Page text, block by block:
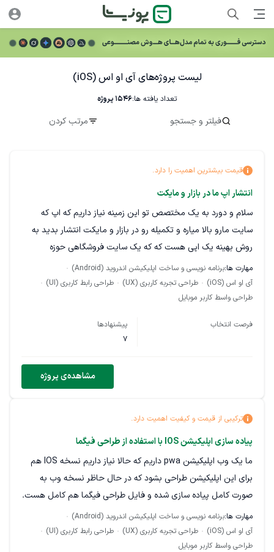
لیست پروژه‌های آی او اس (iOS)
تعداد یافته ها:1546پروژه
فیلتر و جستجو مرتب کردن
قیمت بیشترین اهمیت را دارد.
انتشار اپ ما در بازار و مایکت
سلام و دورد به یک مختصص تو این زمینه نیاز داریم که اپ که
سایت مارو بالا میاره و تکمیله رو در بازار و مایکت انتشار بدید به
روش بهینه یک اپی هست که که یک سایت فروشگاهی حوزه
الکترونیک رو بالا میاره
مهارت ها:برنامه نویسی و ساخت اپلیکیشن اندروید (Android)
آی او اس (iOS)
طراحی تجربه کاربری (UX)
طراحی رابط کاربری (UI)
طراحی واسط کاربر موبایل
فرصت انتخاب
پیشنهادها
7
مشاهده‌ی پروژه
ترکیبی از قیمت و کیفیت اهمیت دارد.
پیاده سازی اپلیکیشن IOS با استفاده از طراحی فیگما
ما یک وب اپلیکیشن pwa داریم که حالا نیاز داریم نسخه IOS هم
برای این اپلیکیشن طراحی بشود که در حال حاظر نسخه وب به
صورت کامل پیاده سازی شده و فایل طراحی فیگما هم کامل هست.
مهارت ها:برنامه نویسی و ساخت اپلیکیشن اندروید (Android)
آی او اس (iOS)
طراحی تجربه کاربری (UX)
طراحی رابط کاربری (UI)
طراحی واسط کاربر موبایل